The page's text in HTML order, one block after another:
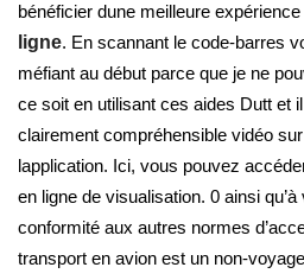
bénéficier dune meilleure
ligne. En scannant le code-barres
méfiant au début parce que je ne
ce soit en utilisant ces aides Dutt et
clairement compréhensible vidéo
lapplication. Ici, vous pouvez
en ligne de visualisation. 0 ainsi
conformité aux autres normes
transport en avion est un non-